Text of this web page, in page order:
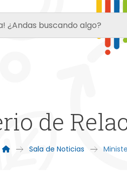
de
Sala de Noticias